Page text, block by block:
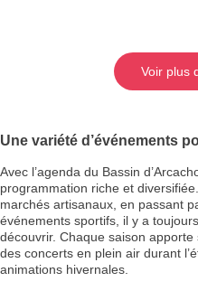
Voir plus
Une variété d’événements
Avec l’agenda du Bassin
programmation riche et
marchés artisanaux, en passant
événements sportifs, il y a
découvrir. Chaque saison apporte
des concerts en plein air durant
animations hivernales.